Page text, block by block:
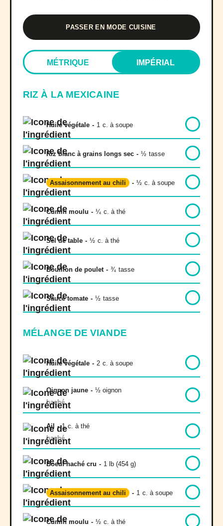
PASSER EN MODE CUISINE
MÉTRIQUE IMPÉRIAL
RIZ À LA MEXICAINE
Huile végétale - 1 c. à soupe
Riz blanc à grains longs sec - ½ tasse
Assaisonnement au chili - ½ c. à soupe
Cumin moulu - ¼ c. à thé
Sel de table - ½ c. à thé
Bouillon de poulet - ¾ tasse
Sauce tomate - ½ tasse
MÉLANGE DE VIANDE
Huile végétale - 2 c. à soupe
Oignon jaune - ½ oignon
haché
Ail - 1 c. à thé
haché
Boeuf haché cru - 1 lb (454 g)
Assaisonnement au chili - 1 c. à soupe
Cumin moulu - ½ c. à thé